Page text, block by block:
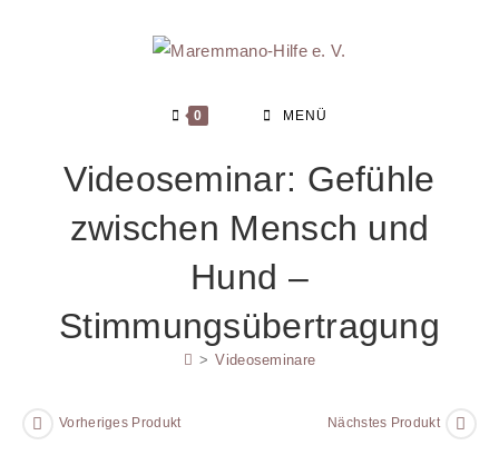
0 MENÜ
Videoseminar: Gefühle
zwischen Mensch und
Hund –
Stimmungsübertragung
> Videoseminare
Vorheriges Produkt Nächstes Produkt